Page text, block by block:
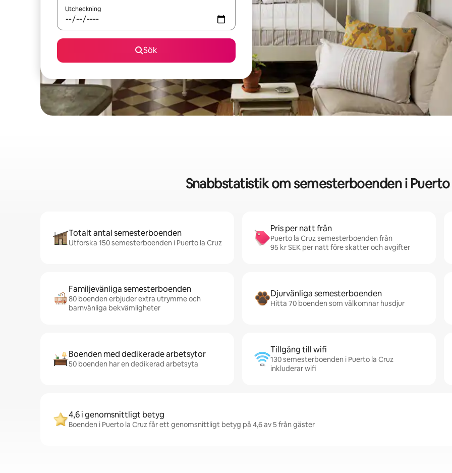
Utcheckning
Sök
Snabbstatistik om semesterboenden i Puerto
Totalt antal semesterboenden
Utforska 150 semesterboenden i Puerto la Cruz
Pris per natt från
Puerto la Cruz semesterboenden från
95 kr SEK per natt före skatter och avgifter
Familjevänliga semesterboenden
80 boenden erbjuder extra utrymme och
barnvänliga bekvämligheter
Djurvänliga semesterboenden
Hitta 70 boenden som välkomnar husdjur
Boenden med dedikerade arbetsytor
50 boenden har en dedikerad arbetsyta
Tillgång till wifi
130 semesterboenden i Puerto la Cruz
inkluderar wifi
4,6 i genomsnittligt betyg
Boenden i Puerto la Cruz får ett genomsnittligt betyg på 4,6 av 5 från gäster